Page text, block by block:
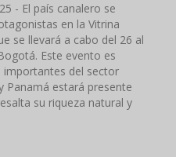
- El país canalero se
en la Vitrina
se llevará a cabo del 26 al
Este evento es
importantes del sector
Panamá estará presente
su riqueza natural y